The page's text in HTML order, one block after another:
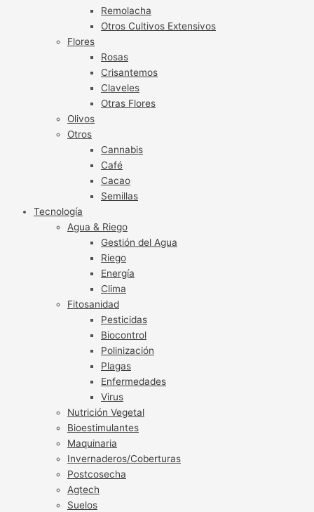
Remolacha
Otros Cultivos Extensivos
Flores
Rosas
Crisantemos
Claveles
Otras Flores
Olivos
Otros
Cannabis
Café
Cacao
Semillas
Tecnología
Agua & Riego
Gestión del Agua
Riego
Energía
Clima
Fitosanidad
Pesticidas
Biocontrol
Polinización
Plagas
Enfermedades
Virus
Nutrición Vegetal
Bioestimulantes
Maquinaria
Invernaderos/Coberturas
Postcosecha
Agtech
Suelos